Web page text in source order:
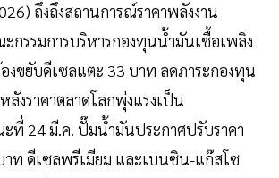
ถึงถึงสถานการณ์ราคาพลังงาน
กรรมการบริหารกองทุนน้ำมันเชื้อเพลิง
งขยับดีเซลแตะ 33 บาท ลดภาระกองทุน
ลังราคาตลาดโลกพุ่งแรงเป็น
ที่ 24 มี.ค. ปั๊มน้ำมันประกาศปรับราคา
าท ดีเซลพรีเมียม และเบนซิน-แก๊สโซ